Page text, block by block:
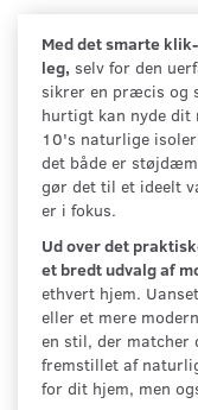
Med det smarte
leg, selv for den
sikrer en præcis og
hurtigt kan nyde dit
10's naturlige
det både er
gør det til et ideelt
er i fokus.
Ud over det
et bredt udvalg af
ethvert hjem.
eller et mere
en stil, der matcher
fremstillet af
for dit hjem, men